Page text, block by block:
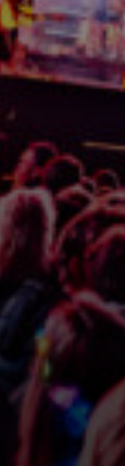
Line-up
Ontdek het
Buspendel
Stap in en laat
De